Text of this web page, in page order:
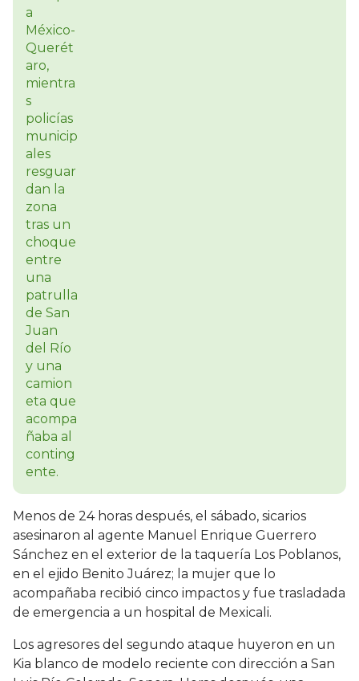
Menos de 24 horas después, el sábado, sicarios
asesinaron al agente Manuel Enrique Guerrero
Sánchez en el exterior de la taquería Los Poblanos,
en el ejido Benito Juárez; la mujer que lo
acompañaba recibió cinco impactos y fue trasladada
de emergencia a un hospital de Mexicali.
Los agresores del segundo ataque huyeron en un
Kia blanco de modelo reciente con dirección a San